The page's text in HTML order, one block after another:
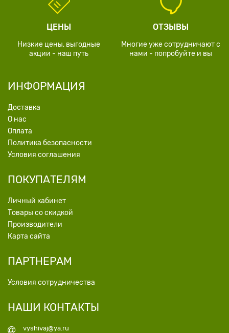
ЦЕНЫ
Низкие цены, выгодные
акции - наш путь
ОТЗЫВЫ
Многие уже сотрудничают с
нами - попробуйте и вы
ИНФОРМАЦИЯ
Доставка
О нас
Оплата
Политика безопасности
Условия соглашения
ПОКУПАТЕЛЯМ
Личный кабинет
Товары со скидкой
Производители
Карта сайта
ПАРТНЕРАМ
Условия сотрудничества
НАШИ КОНТАКТЫ
vyshivaj@ya.ru